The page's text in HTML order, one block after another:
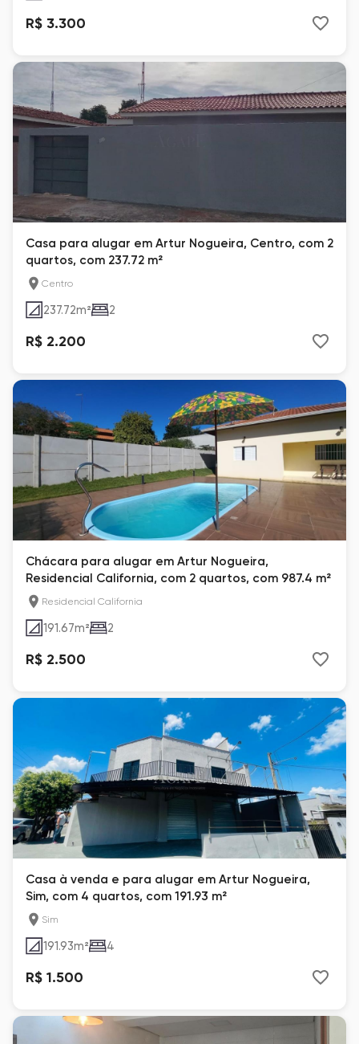
R$ 3.300
Casa para alugar em Artur Nogueira, Centro, com 2
quartos, com 237.72 m²
Centro
237.72m² 2
R$ 2.200
Chácara para alugar em Artur Nogueira,
Residencial California, com 2 quartos, com 987.4 m²
Residencial California
191.67m² 2
R$ 2.500
Casa à venda e para alugar em Artur Nogueira,
Sim, com 4 quartos, com 191.93 m²
Sim
191.93m² 4
R$ 1.500